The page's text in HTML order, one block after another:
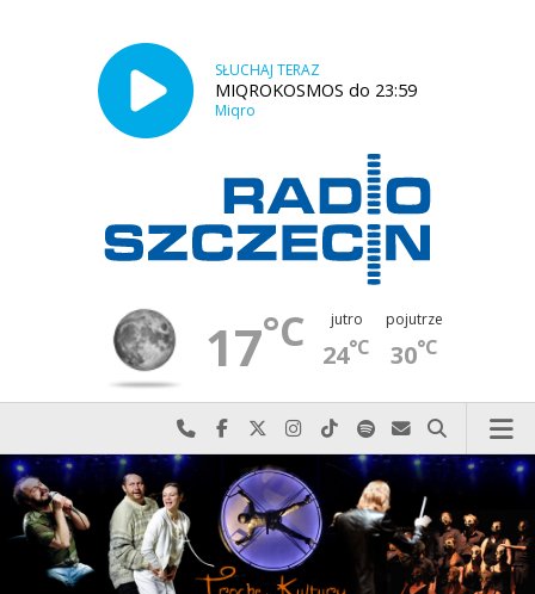
SŁUCHAJ TERAZ
MIQROKOSMOS do 23:59
Miqro
17°C jutro
24°C
pojutrze
30°C
Najlepiej po prostu do nas zadzwoń
Odwiedź nas na Facebook-u
Odwiedź nas na X
Odwiedź nas na Instagram-ie
Odwiedź nas na TikTok-u
Szukaj nas na Spotify
Wyślij do nas
Szukaj